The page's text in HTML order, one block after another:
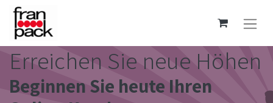
Erreichen Sie neue Höhen
Beginnen Sie heute Ihren